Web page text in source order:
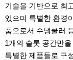
기술을 기반으로 최
있으며 특별한 환경
품으로서 수냉쿨러
1개의 슬롯 공간만
특별한 제품들로 구